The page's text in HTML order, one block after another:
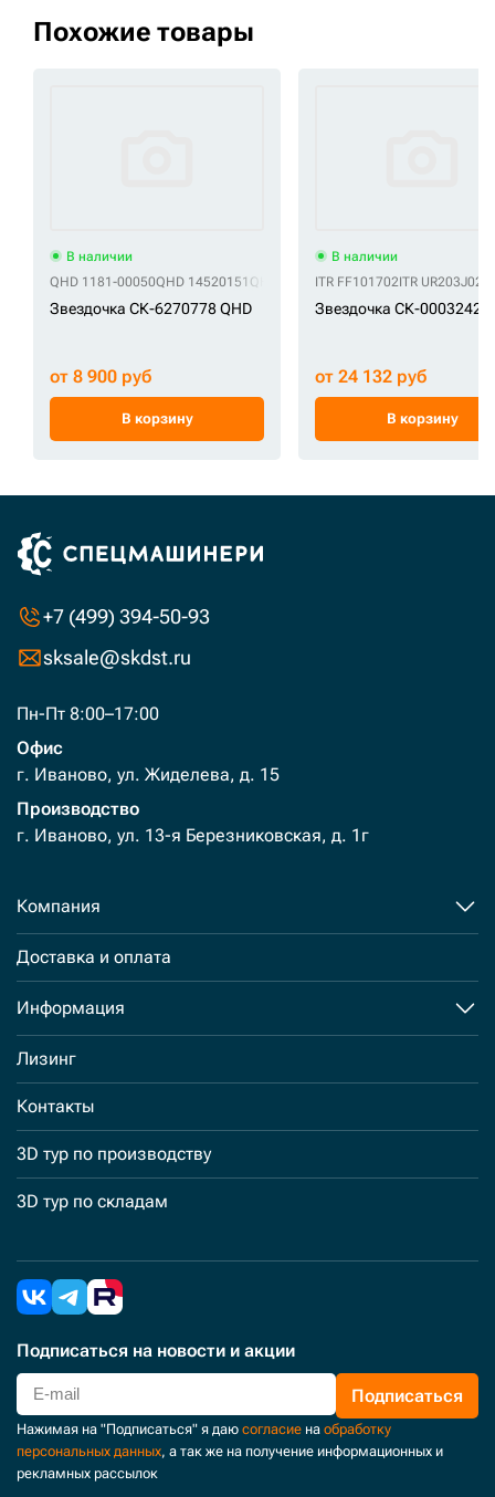
Похожие товары
В наличии
QHD 1181-00050QHD 14520151 QHD 14532385QHD 81EM-10010QHD
Звездочка СК-6270778 QHD
от 8 900 руб
В корзину
В наличии
ITR FF101702ITR UR203J020
Звездочка СК-0003242
от 24 132 руб
В корзину
+7 (499) 394-50-93
sksale@skdst.ru
Пн-Пт 8:00–17:00
Офис
г. Иваново, ул. Жиделева, д. 15
Производство
г. Иваново, ул. 13-я Березниковская, д. 1г
Компания
Доставка и оплата
Информация
Лизинг
Контакты
3D тур по производству
3D тур по складам
Подписаться на новости и акции
Подписаться
Нажимая на "Подписаться" я даю согласие на обработку
персональных данных, а так же на получение информационных и
рекламных рассылок